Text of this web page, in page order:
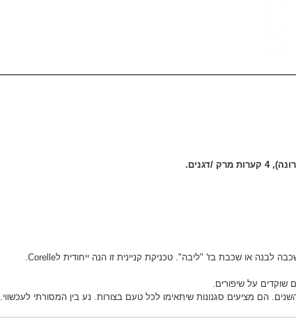
, 4 קערות מרק /דגנים.
הם מציעים סגנונות שיתאימו לכל טעם בצורות. נע בין המסורתי לעכשווי.